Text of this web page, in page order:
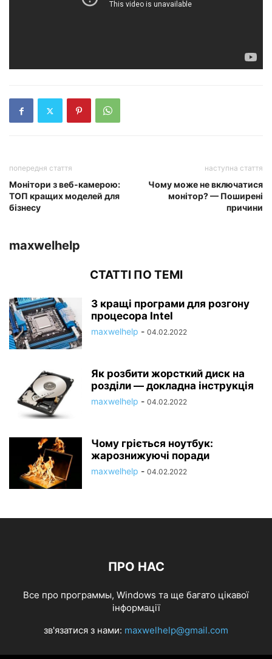
попередня стаття
Монітори з веб-камерою:
ТОП кращих моделей для
бізнесу
наступна стаття
Чому може не включатися
монітор? — Поширені
причини
maxwelhelp
СТАТТІ ПО ТЕМІ
3 кращі програми для розгону
процесора Intel
maxwelhelp - 04.02.2022
Як розбити жорсткий диск на
розділи — докладна інструкція
maxwelhelp - 04.02.2022
Чому гріється ноутбук:
жарознижуючі поради
maxwelhelp - 04.02.2022
ПРО НАС
Все про программы, Windows та ще багато цікавої
інформації
зв'язатися з нами: maxwelhelp@gmail.com